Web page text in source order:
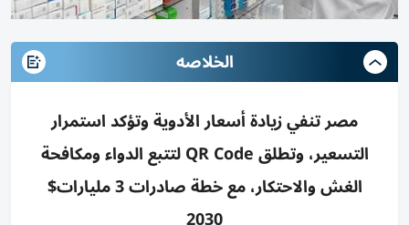
الخلاصه
مصر تنفي زيادة أسعار الأدوية وتؤكد استمرار
التسعير، وتطلق QR Code لتتبع الدواء ومكافحة
الغش والاحتكار، مع خطة صادرات 3 مليارات$